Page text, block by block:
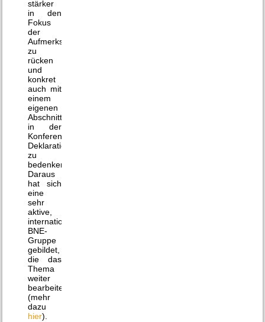
stärker
in den
Fokus
der
Aufmerksamkeit
zu
rücken
und
konkret
auch mit
einem
eigenen
Abschnitt
in der
Konferenz-
Deklaration
zu
bedenken.
Daraus
hat sich
eine
sehr
aktive,
internationale
BNE-
Gruppe
gebildet,
die das
Thema
weiter
bearbeitet
(mehr
dazu
hier).